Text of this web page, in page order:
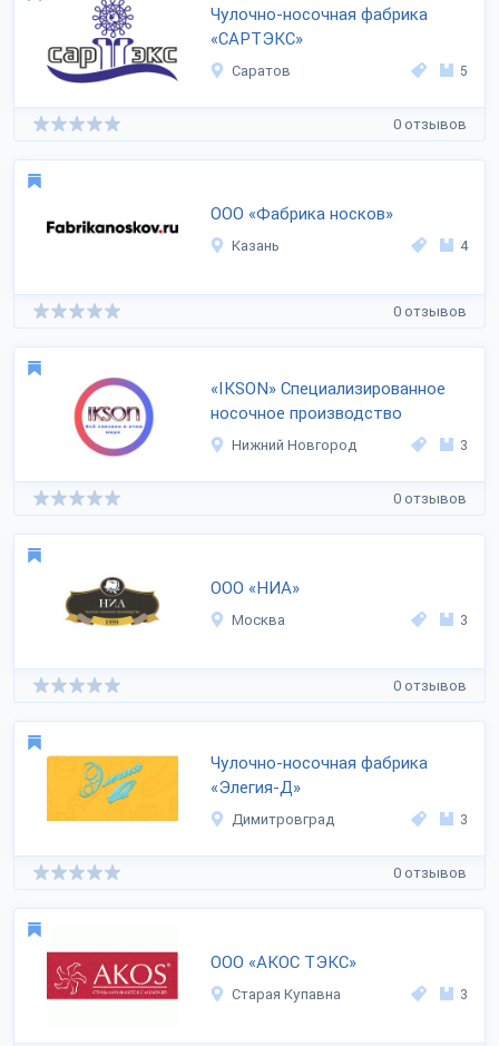
Чулочно-носочная фабрика
«САРТЭКС»
Саратов 5
0 отзывов
ООО «Фабрика носков»
Казань 4
0 отзывов
«IKSON» Специализированное
носочное производство
Нижний Новгород 3
0 отзывов
ООО «НИА»
Москва 3
0 отзывов
Чулочно-носочная фабрика
«Элегия-Д»
Димитровград 3
0 отзывов
ООО «АКОС ТЭКС»
Старая Купавна 3